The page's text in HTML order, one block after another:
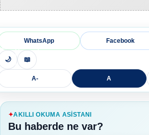
WhatsApp Facebook
🌙 📖
A- A
AKILLI OKUMA ASISTANI
Bu haberde ne var?